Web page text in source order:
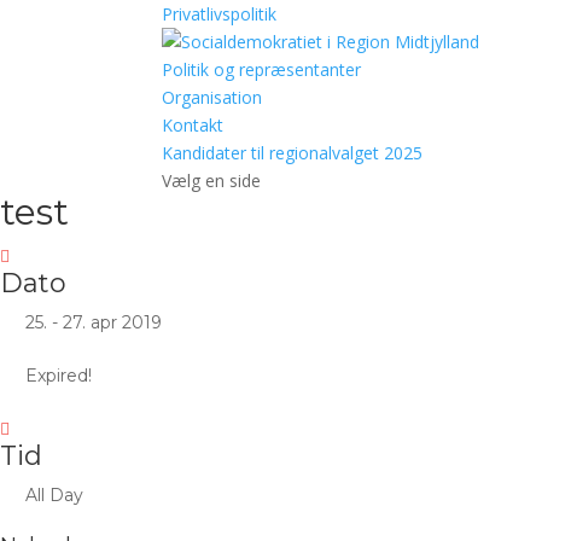
Privatlivspolitik
Politik og repræsentanter
Organisation
Kontakt
Kandidater til regionalvalget 2025
Vælg en side
test
Dato
25. - 27. apr 2019
Expired!
Tid
All Day